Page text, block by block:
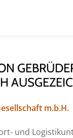
m.b.H.
und